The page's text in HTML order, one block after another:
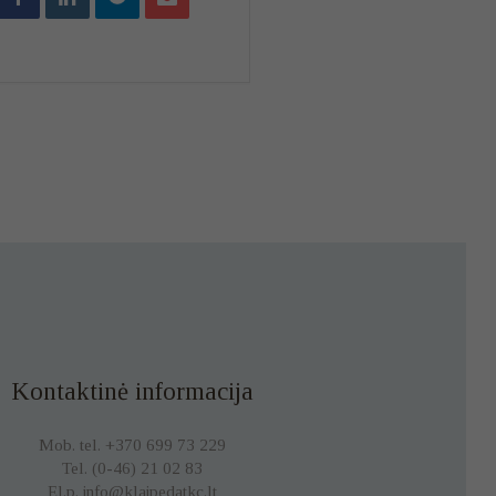
Kontaktinė informacija
Mob. tel. +370 699 73 229
Tel. (0-46) 21 02 83
El.p. info@klaipedatkc.lt